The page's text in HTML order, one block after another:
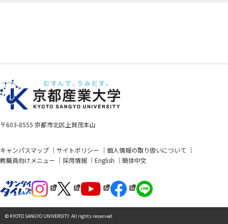
〒603-8555 京都市北区上賀茂本山
キャンパスマップ サイトポリシー
個人情報の取り扱いについて
教職員向けメニュー
採用情報 English 簡体中文
© KYOTO SANGYO UNIVERSITY. All rights reserved.